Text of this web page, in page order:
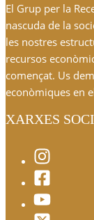
El Grup per la
nascuda de la
les nostres
recursos
començat. Us
econòmiques en
XARXES